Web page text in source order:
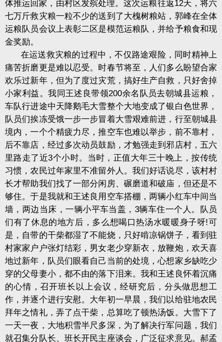
体推运回家，由村区发殡处理。这次运粮往返12天，将六
七万斤救灾粮一粒不少的送到了大槐树粮站，郭峰在全体
运粮队员会议上表彰二区是模范运粮队，并给予粮食和现
金奖励。
在运送救灾粮的过程中，不仅路途艰险，同时精神上
痛苦折磨更是难以忍受。时春节将至，人们多么盼望合家
欢乐过新年，但为了度过灾荒，搞好生产自救，只好舍掉
小家利益。我同王述良带领200余名队员去朝城县运粮，
车队行进途中天降鹅毛大雪整个大地变成了银白色世界，
队员们挨冻受饿一步一步冒着大雪艰难前进，行至朝城县
境内，一个个精疲力尽，推空车也难以举步，前不靠村，
后不靠店，经过多次动员鼓励，才勉强走到邪店村，五六
里路走了近3个小时。当时，正值大年三十晚上，按传统
习惯，农民过年家里不准留外人。我们好话说尽，该村村
长才帮助我们找了一部分闲房、碾磨道和破庙，但还是不
够住。于是我就和王述良用空车搭棚，两辆小红车中间当
墙，两边当床，一辆小平车当盖，3辆车住一个人。队员
们有了休息的地方后，多么想喝口热汤水暖暖身子呀!可
是，自带的干柴都湿了不能烧，只好啃凉锅饼子，看到驻
村家家户户张灯结彩，男女老少穿新衣，放鞭炮，欢天喜
地过新年，队员们眼看自己当前的处境，心想家乡缺吃少
穿的父母妻小，都不由的落下泪来。我和王述良怀着沉痛
的心情，召开班长以上会议，经研究后，分头做思想工
作，并逐个进行安慰。大年初一早晨，我们以给驻地农民
拜年之情礼，弄了点干柴，总算吃了顿热汤饭。大雪下了
一天一夜，大地积雪半尺多深，为了解决行军问题，我们
就召集分队长、班长开民主座谈会，广泛征求意见。郝孟